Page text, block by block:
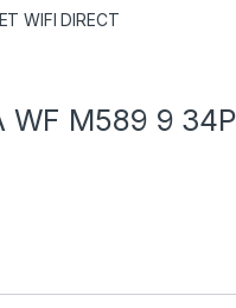
WIFI DIRECT
WF M589 9